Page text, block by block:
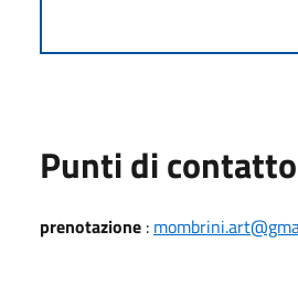
Punti di contatto
prenotazione :